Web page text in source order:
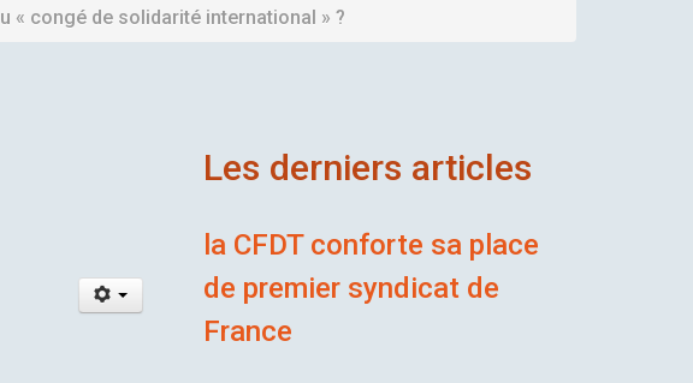
« congé de solidarité international » ?
Les derniers articles
la CFDT conforte sa place
de premier syndicat de
France